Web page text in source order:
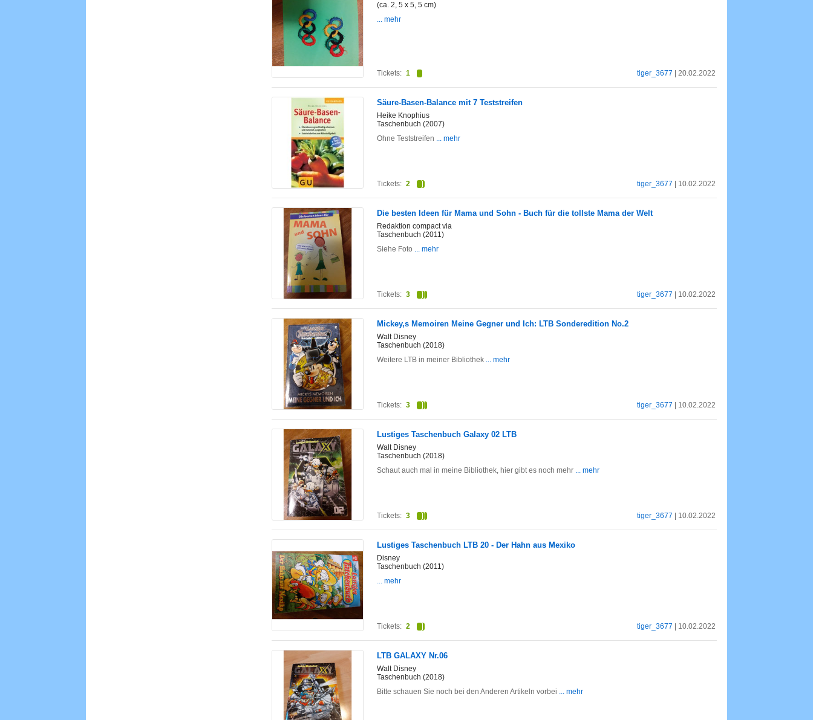
(ca. 2, 5 x 5, 5 cm)
... mehr
tiger_3677 | 20.02.2022
Tickets: 1
Säure-Basen-Balance mit 7 Teststreifen
Heike Knophius
Taschenbuch (2007)
Ohne Teststreifen ... mehr
tiger_3677 | 10.02.2022
Tickets: 2
Die besten Ideen für Mama und Sohn - Buch für die tollste Mama der Welt
Redaktion compact via
Taschenbuch (2011)
Siehe Foto ... mehr
tiger_3677 | 10.02.2022
Tickets: 3
Mickey,s Memoiren Meine Gegner und Ich: LTB Sonderedition No.2
Walt Disney
Taschenbuch (2018)
Weitere LTB in meiner Bibliothek ... mehr
tiger_3677 | 10.02.2022
Tickets: 3
Lustiges Taschenbuch Galaxy 02 LTB
Walt Disney
Taschenbuch (2018)
Schaut auch mal in meine Bibliothek, hier gibt es noch mehr ... mehr
tiger_3677 | 10.02.2022
Tickets: 3
Lustiges Taschenbuch LTB 20 - Der Hahn aus Mexiko
Disney
Taschenbuch (2011)
... mehr
tiger_3677 | 10.02.2022
Tickets: 2
LTB GALAXY Nr.06
Walt Disney
Taschenbuch (2018)
Bitte schauen Sie noch bei den Anderen Artikeln vorbei ... mehr